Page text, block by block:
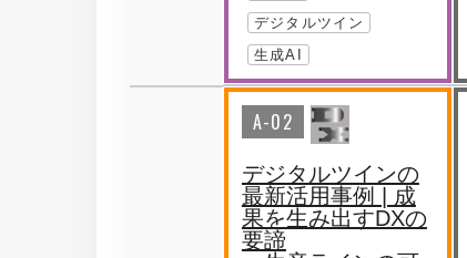
デジタルツイン
生成AI
A-02
デジタルツインの
最新活用事例 | 成
果を生み出すDXの
要諦